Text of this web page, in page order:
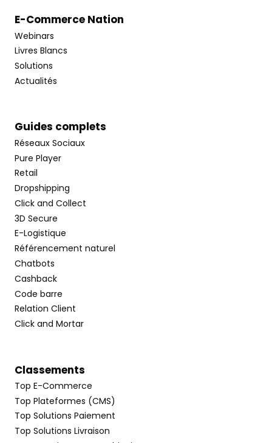
E-Commerce Nation
Webinars
Livres Blancs
Solutions
Actualités
Guides complets
Réseaux Sociaux
Pure Player
Retail
Dropshipping
Click and Collect
3D Secure
E-Logistique
Référencement naturel
Chatbots
Cashback
Code barre
Relation Client
Click and Mortar
Classements
Top E-Commerce
Top Plateformes (CMS)
Top Solutions Paiement
Top Solutions Livraison